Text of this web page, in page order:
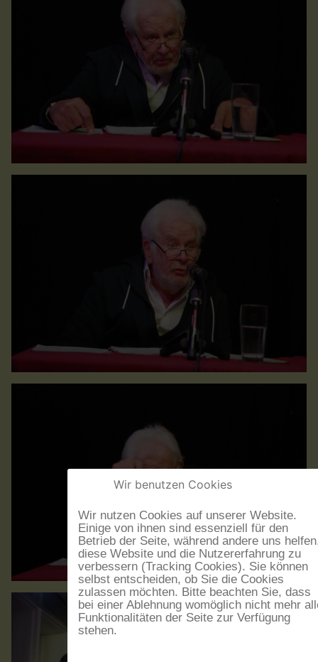
Wir benutzen Cookies
Wir nutzen Cookies auf unserer Website.
Einige von ihnen sind essenziell für den
Betrieb der Seite, während andere uns
diese Website und die Nutzererfahrung zu
verbessern (Tracking Cookies). Sie können
selbst entscheiden, ob Sie die Cookies
zulassen möchten. Bitte beachten Sie, dass
bei einer Ablehnung womöglich nicht mehr
Funktionalitäten der Seite zur Verfügung
stehen.